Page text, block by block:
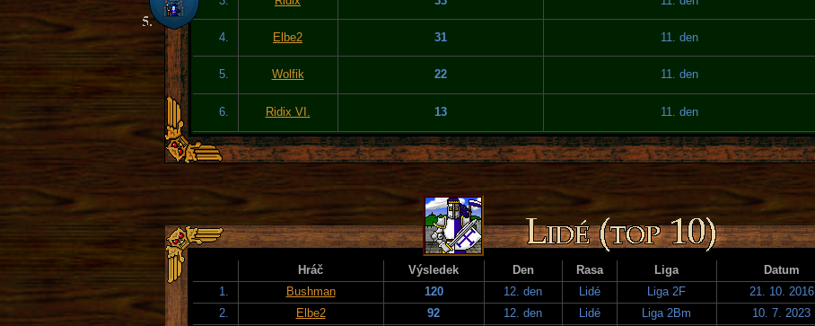
4. Elbe2 31 11. den
5. Wolfik 22 11. den
6. Ridix VI. 13 11. den
Hráč Výsledek Den Rasa Liga Datum
1.
Bushman 120 12. den Lidé Liga 2F 21. 10. 2016
2.
Elbe2 92 12. den Lidé Liga 2Bm 10. 7. 2023